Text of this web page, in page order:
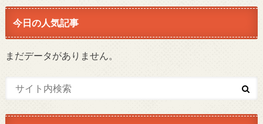
今日の人気記事
まだデータがありません。